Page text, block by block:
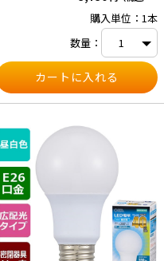
購入単位：1本
数量：